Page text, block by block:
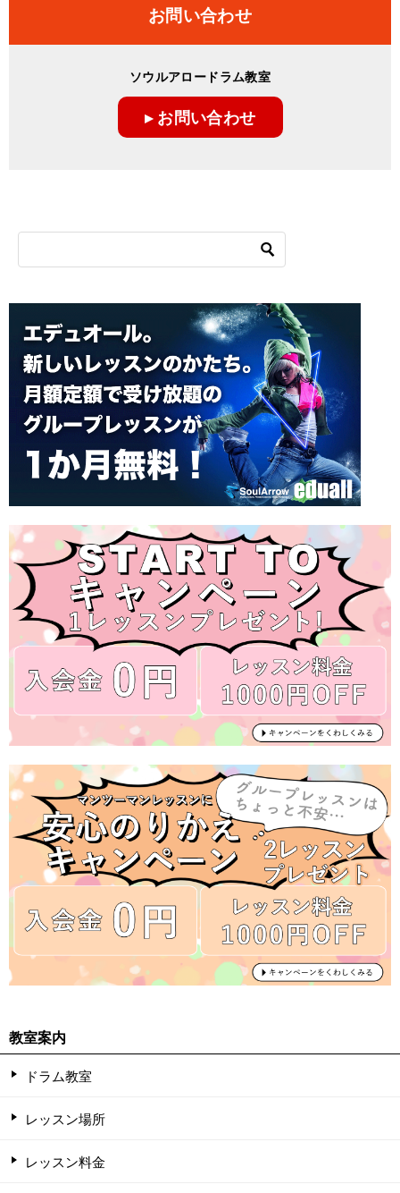
お問い合わせ
ソウルアロードラム教室
▸ お問い合わせ
教室案内
ドラム教室
レッスン場所
レッスン料金